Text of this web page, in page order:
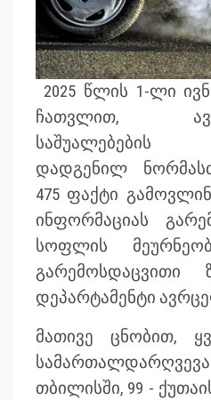
2025 წლის 1-ლი
ჩათვლით,
საშუალებების
დადგენილ
475 ფაქტი
ინფორმაციას
სოფლის
გარემოსდაცვითი
დეპარტამენტი
მათივე ცნობით,
თბილისში, 99 -